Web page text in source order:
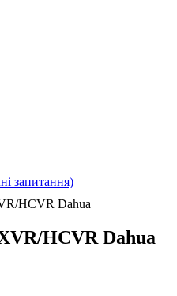
запитання)
HCVR Dahua
HCVR Dahua